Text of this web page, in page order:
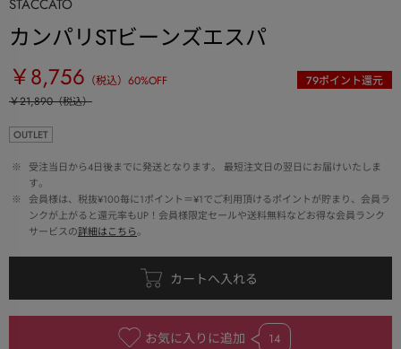
STACCATO
カンパリSTビーンズエスパ
￥8,756 （税込） 60%OFF 79ポイント還元
￥21,890（税込）
OUTLET
※
受注当日から4日後までに発送となります。 最短注文日の翌日にお届けいたしま
す。
※
会員様は、税抜¥100毎に1ポイント＝¥1でご利用頂けるポイントが貯まり、会員ラ
ンクが上がると還元率もUP！会員様限定セールや送料無料などお得な会員ランク
サービスの詳細はこちら。
お気に入りに追加 14